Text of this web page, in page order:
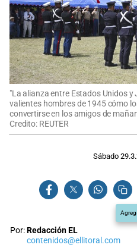
"La alianza entre Estados Unidos
valientes hombres de 1945 cómo
convertirse en los amigos de
Credito: REUTER
Sábado
Por:Redacción EL
contenidos@ellitoral.com